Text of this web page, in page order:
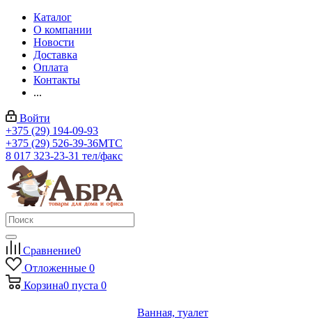
Каталог
О компании
Новости
Доставка
Оплата
Контакты
...
Войти
+375 (29) 194-09-93
+375 (29) 526-39-36МТС
8 017 323-23-31 тел/факс
Сравнение0
Отложенные 0
Корзина0 пуста 0
Ванная, туалет